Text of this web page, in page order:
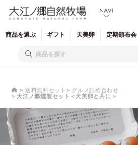
商品を選ぶ ギフト 天美卵 定期頒布会
送料無料セット
グルメ詰め合わせ
大江ノ郷燻製セット＜天美卵と共に＞